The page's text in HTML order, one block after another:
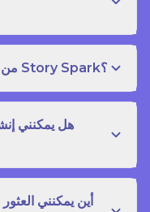
من ينشئ كتب قصص في مكتبة مجتمع Story Spark؟
هل يمكنني
أين يمكنني